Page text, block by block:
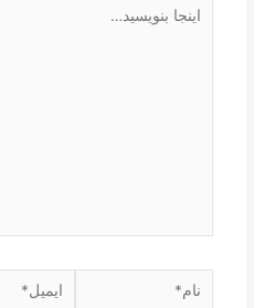
بنویسید…
نام* ایمیل*